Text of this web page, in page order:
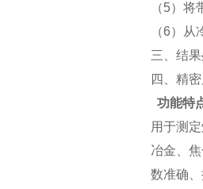
（5）将
（6）从
三、结
四、精
功能特
用于测
冶金、
数准确